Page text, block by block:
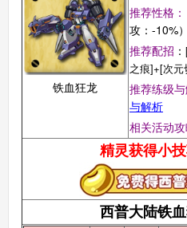
铁血狂龙
推荐性格：
攻：-10%）
推荐配招 ：
之痕]+[次元
推荐练级与
与解析
相关活动攻
精灵获得小
西普大陆铁